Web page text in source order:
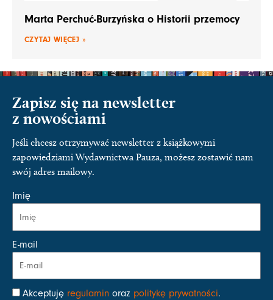
Marta Perchuć-Burzyńska o Historii przemocy
CZYTAJ WIĘCEJ »
Zapisz się na newsletter
z nowościami
Jeśli chcesz otrzymywać newsletter z książkowymi
zapowiedziami Wydawnictwa Pauza, możesz zostawić nam
swój adres mailowy.
Imię
E-mail
Akceptuję regulamin oraz politykę prywatności.